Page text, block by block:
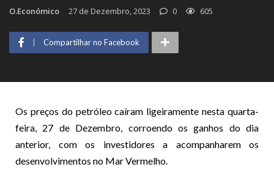
O.Económico 27 de Dezembro, 2023 0 605
Compartilhar no Facebook
Os preços do petróleo caíram ligeiramente nesta quarta-
feira, 27 de Dezembro, corroendo os ganhos do dia
anterior, com os investidores a acompanharem os
desenvolvimentos no Mar Vermelho.